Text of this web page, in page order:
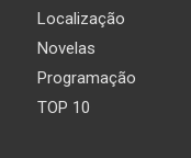
Localização
Novelas
Programação
TOP 10